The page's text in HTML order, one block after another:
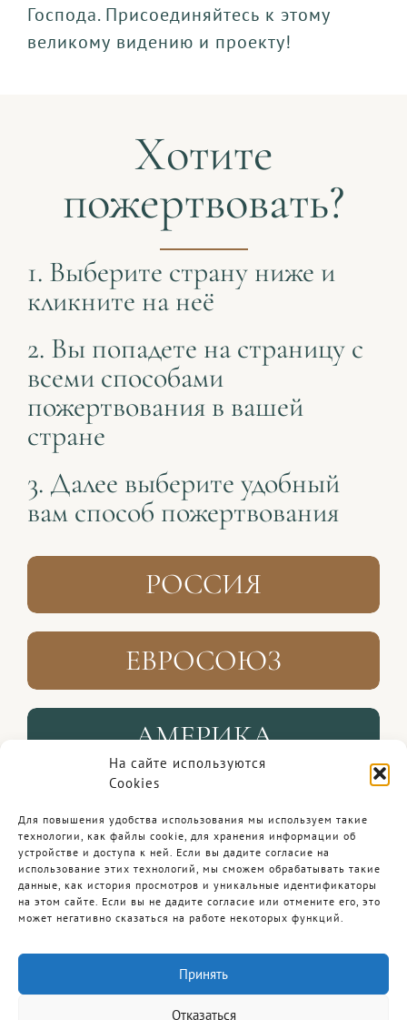
На сайте используются
Cookies
Для повышения удобства использования мы используем такие
технологии, как файлы cookie, для хранения информации об
устройстве и доступа к ней. Если вы дадите согласие на
использование этих технологий, мы сможем обрабатывать такие
данные, как история просмотров и уникальные идентификаторы
на этом сайте. Если вы не дадите согласие или отмените его, это
может негативно сказаться на работе некоторых функций.
Принять
Отказаться
Господа. Присоединяйтесь к этому
великому видению и проекту!
Хотите
пожертвовать?
1. Выберите страну ниже и
кликните на неё
2. Вы попадете на страницу с
всеми способами
пожертвования в вашей
стране
3. Далее выберите удобный
вам способ пожертвования
РОССИЯ
ЕВРОСОЮЗ
ДРУГИЕ СТРАНЫ и СНГ
АМЕРИКА
Итак, идите, и научите все народы…
века.